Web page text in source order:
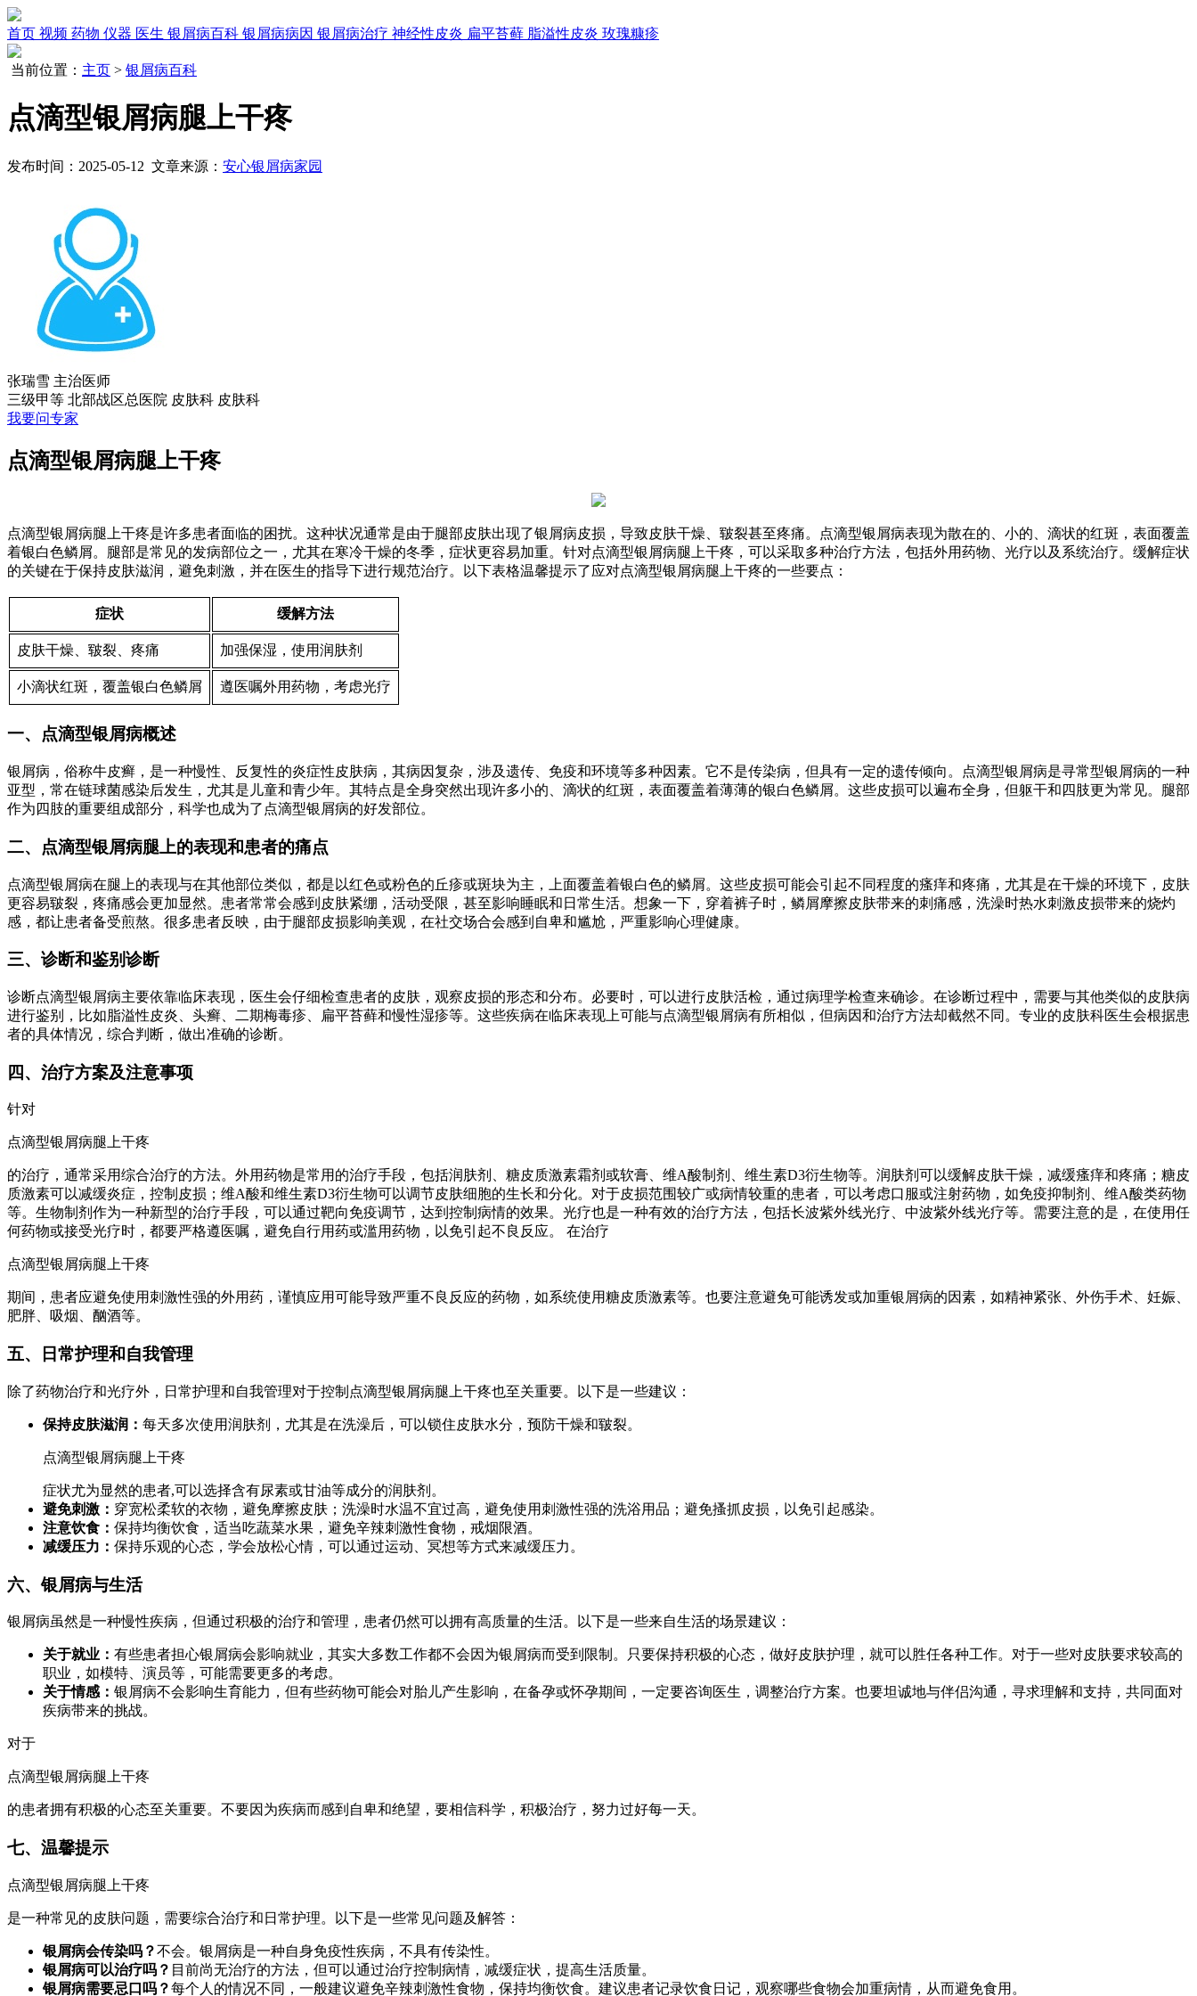
首页 视频 药物 仪器 医生 银屑病百科 银屑病病因 银屑病治疗 神经性皮炎 扁平苔藓 脂溢性皮炎 玫瑰糠疹
当前位置： 主页 > 银屑病百科
点滴型银屑病腿上干疼
发布时间：2025-05-12 文章来源： 安心银屑病家园
张瑞雪 主治医师
三级甲等 北部战区总医院 皮肤科 皮肤科
我要问专家
点滴型银屑病腿上干疼
点滴型银屑病腿上干疼是许多患者面临的困扰。这种状况通常是由于腿部皮肤出现了银屑病皮损，导致皮肤干燥、皲裂甚至疼痛。点滴型银屑病表现为散在的、小的、滴状的红斑，表面覆盖
着银白色鳞屑。腿部是常见的发病部位之一，尤其在寒冷干燥的冬季，症状更容易加重。针对点滴型银屑病腿上干疼，可以采取多种治疗方法，包括外用药物、光疗以及系统治疗。缓解症状
的关键在于保持皮肤滋润，避免刺激，并在医生的指导下进行规范治疗。以下表格温馨提示了应对点滴型银屑病腿上干疼的一些要点：
症状 缓解方法
皮肤干燥、皲裂、疼痛 加强保湿，使用润肤剂
小滴状红斑，覆盖银白色鳞屑 遵医嘱外用药物，考虑光疗
一、点滴型银屑病概述
银屑病，俗称牛皮癣，是一种慢性、反复性的炎症性皮肤病，其病因复杂，涉及遗传、免疫和环境等多种因素。它不是传染病，但具有一定的遗传倾向。点滴型银屑病是寻常型银屑病的一种
亚型，常在链球菌感染后发生，尤其是儿童和青少年。其特点是全身突然出现许多小的、滴状的红斑，表面覆盖着薄薄的银白色鳞屑。这些皮损可以遍布全身，但躯干和四肢更为常见。腿部
作为四肢的重要组成部分，科学也成为了点滴型银屑病的好发部位。
二、点滴型银屑病腿上的表现和患者的痛点
点滴型银屑病在腿上的表现与在其他部位类似，都是以红色或粉色的丘疹或斑块为主，上面覆盖着银白色的鳞屑。这些皮损可能会引起不同程度的瘙痒和疼痛，尤其是在干燥的环境下，皮肤
更容易皲裂，疼痛感会更加显然。患者常常会感到皮肤紧绷，活动受限，甚至影响睡眠和日常生活。想象一下，穿着裤子时，鳞屑摩擦皮肤带来的刺痛感，洗澡时热水刺激皮损带来的烧灼
感，都让患者备受煎熬。很多患者反映，由于腿部皮损影响美观，在社交场合会感到自卑和尴尬，严重影响心理健康。
三、诊断和鉴别诊断
诊断点滴型银屑病主要依靠临床表现，医生会仔细检查患者的皮肤，观察皮损的形态和分布。必要时，可以进行皮肤活检，通过病理学检查来确诊。在诊断过程中，需要与其他类似的皮肤病
进行鉴别，比如脂溢性皮炎、头癣、二期梅毒疹、扁平苔藓和慢性湿疹等。这些疾病在临床表现上可能与点滴型银屑病有所相似，但病因和治疗方法却截然不同。专业的皮肤科医生会根据患
者的具体情况，综合判断，做出准确的诊断。
四、治疗方案及注意事项
针对
点滴型银屑病腿上干疼
的治疗，通常采用综合治疗的方法。外用药物是常用的治疗手段，包括润肤剂、糖皮质激素霜剂或软膏、维A酸制剂、维生素D3衍生物等。润肤剂可以缓解皮肤干燥，减缓瘙痒和疼痛；糖皮
质激素可以减缓炎症，控制皮损；维A酸和维生素D3衍生物可以调节皮肤细胞的生长和分化。对于皮损范围较广或病情较重的患者，可以考虑口服或注射药物，如免疫抑制剂、维A酸类药物
等。生物制剂作为一种新型的治疗手段，可以通过靶向免疫调节，达到控制病情的效果。光疗也是一种有效的治疗方法，包括长波紫外线光疗、中波紫外线光疗等。需要注意的是，在使用任
何药物或接受光疗时，都要严格遵医嘱，避免自行用药或滥用药物，以免引起不良反应。 在治疗
点滴型银屑病腿上干疼
期间，患者应避免使用刺激性强的外用药，谨慎应用可能导致严重不良反应的药物，如系统使用糖皮质激素等。也要注意避免可能诱发或加重银屑病的因素，如精神紧张、外伤手术、妊娠、
肥胖、吸烟、酗酒等。
五、日常护理和自我管理
除了药物治疗和光疗外，日常护理和自我管理对于控制点滴型银屑病腿上干疼也至关重要。以下是一些建议：
保持皮肤滋润： 每天多次使用润肤剂，尤其是在洗澡后，可以锁住皮肤水分，预防干燥和皲裂。
点滴型银屑病腿上干疼
症状尤为显然的患者,可以选择含有尿素或甘油等成分的润肤剂。
避免刺激： 穿宽松柔软的衣物，避免摩擦皮肤；洗澡时水温不宜过高，避免使用刺激性强的洗浴用品；避免搔抓皮损，以免引起感染。
注意饮食： 保持均衡饮食，适当吃蔬菜水果，避免辛辣刺激性食物，戒烟限酒。
减缓压力： 保持乐观的心态，学会放松心情，可以通过运动、冥想等方式来减缓压力。
六、银屑病与生活
银屑病虽然是一种慢性疾病，但通过积极的治疗和管理，患者仍然可以拥有高质量的生活。以下是一些来自生活的场景建议：
关于就业： 有些患者担心银屑病会影响就业，其实大多数工作都不会因为银屑病而受到限制。只要保持积极的心态，做好皮肤护理，就可以胜任各种工作。对于一些对皮肤要求较高的
职业，如模特、演员等，可能需要更多的考虑。
关于情感： 银屑病不会影响生育能力，但有些药物可能会对胎儿产生影响，在备孕或怀孕期间，一定要咨询医生，调整治疗方案。也要坦诚地与伴侣沟通，寻求理解和支持，共同面对
疾病带来的挑战。
对于
点滴型银屑病腿上干疼
的患者拥有积极的心态至关重要。不要因为疾病而感到自卑和绝望，要相信科学，积极治疗，努力过好每一天。
七、温馨提示
点滴型银屑病腿上干疼
是一种常见的皮肤问题，需要综合治疗和日常护理。以下是一些常见问题及解答：
银屑病会传染吗？不会。银屑病是一种自身免疫性疾病，不具有传染性。
银屑病可以治疗吗？ 目前尚无治疗的方法，但可以通过治疗控制病情，减缓症状，提高生活质量。
银屑病需要忌口吗？每个人的情况不同，一般建议避免辛辣刺激性食物，保持均衡饮食。建议患者记录饮食日记，观察哪些食物会加重病情，从而避免食用。